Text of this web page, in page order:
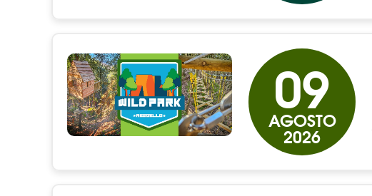
09
AGOSTO
2026